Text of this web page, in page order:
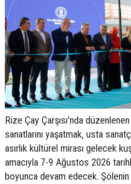
Rize Çay Çarşısı'nda
sanatlarını yaşatmak, usta
asırlık kültürel mirası gelecek
amacıyla 7-9 Ağustos 2026
boyunca devam edecek. Şölenin